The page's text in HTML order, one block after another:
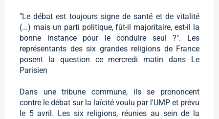
"Le débat est toujours signe de santé et de vitalité
(...) mais un parti politique, fût-il majoritaire, est-il la
bonne instance pour le conduire seul ?". Les
représentants des six grandes religions de France
posent la question ce mercredi matin dans Le
Parisien
Dans une tribune commune, ils se prononcent
contre le débat sur la laïcité voulu par l'UMP et prévu
le 5 avril. Les six religions, réunies au sein de la